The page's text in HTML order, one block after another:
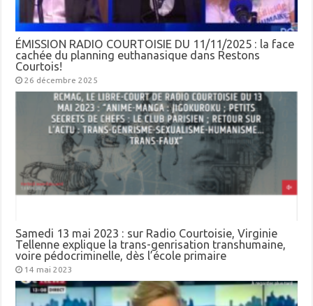
ÉMISSION RADIO COURTOISIE DU 11/11/2025 : la face
cachée du planning euthanasique dans Restons
Courtois!
26 décembre 2025
Samedi 13 mai 2023 : sur Radio Courtoisie, Virginie
Tellenne explique la trans-genrisation transhumaine,
voire pédocriminelle, dès l’école primaire
14 mai 2023